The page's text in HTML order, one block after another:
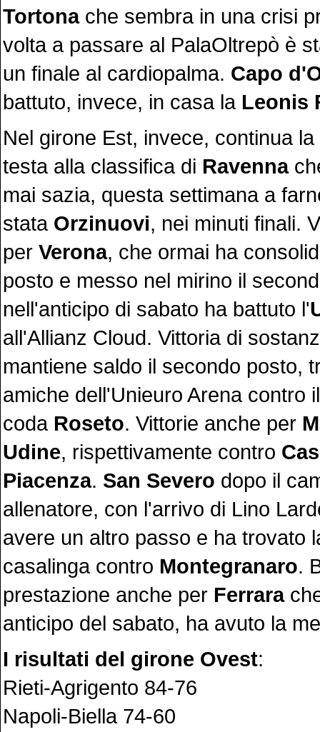
Tortona che sembra in una crisi
volta a passare al PalaOltrepò è
un finale al cardiopalma. Capo
battuto, invece, in casa la Leonis
Nel girone Est, invece, continua
testa alla classifica di Ravenna
mai sazia, questa settimana a
stata Orzinuovi, nei minuti finali.
per Verona, che ormai ha
posto e messo nel mirino il
nell'anticipo di sabato ha battuto l'
all'Allianz Cloud. Vittoria di
mantiene saldo il secondo posto,
amiche dell'Unieuro Arena contro
coda Roseto. Vittorie anche per
Udine, rispettivamente contro
Piacenza. San Severo dopo il
allenatore, con l'arrivo di Lino
avere un altro passo e ha trovato
casalinga contro Montegranaro.
prestazione anche per Ferrara
anticipo del sabato, ha avuto la
I risultati del girone Ovest:
Rieti-Agrigento 84-76
Napoli-Biella 74-60